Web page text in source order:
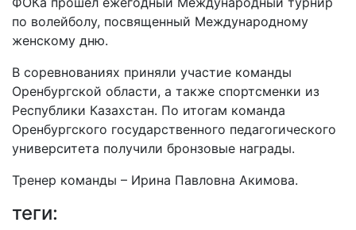
по волейболу, посвященный Международному
женскому дню.
В соревнованиях приняли участие команды
Оренбургской области, а также спортсменки из
Республики Казахстан. По итогам команда
Оренбургского государственного педагогического
университета получили бронзовые награды.
Тренер команды – Ирина Павловна Акимова.
теги: